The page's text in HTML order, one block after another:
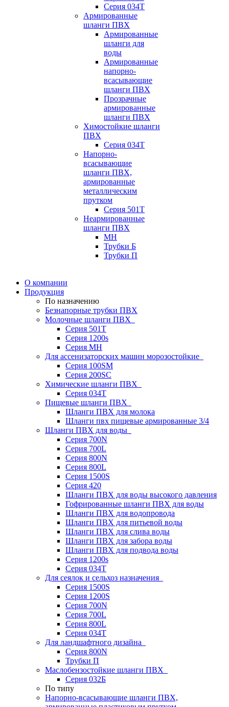
Серия 034Т
Армированные
шланги ПВХ
Армированные
шланги для
воды
Армированные
напорно-
всасывающие
шланги ПВХ
Прозрачные
армированные
шланги ПВХ
Химостойкие шланги
ПВХ
Серия 034Т
Напорно-
всасывающие
шланги ПВХ,
армированные
металлическим
прутком
Серия 501T
Неармированные
шланги ПВХ
МН
Трубки Б
Трубки П
О компании
Продукция
По назначению
Безнапорные трубки ПВХ
Молочные шланги ПВХ
Серия 501T
Серия 1200s
Серия МН
Для ассенизаторских машин морозостойкие
Серия 100SM
Серия 200SС
Химические шланги ПВХ
Серия 034Т
Пищевые шланги ПВХ
Шланги ПВХ для молока
Шланги пвх пищевые армированные 3/4
Шланги ПВХ для воды
Серия 700N
Серия 700L
Серия 800N
Серия 800L
Серия 1500S
Серия 420
Шланги ПВХ для воды высокого давления
Гофрированные шланги ПВХ для воды
Шланги ПВХ для водопровода
Шланги ПВХ для питьевой воды
Шланги ПВХ для слива воды
Шланги ПВХ для забора воды
Шланги ПВХ для подвода воды
Серия 1200s
Серия 034Т
Для сеялок и сельхоз назначения
Серия 1500S
Серия 1200S
Серия 700N
Серия 700L
Серия 800L
Серия 034T
Для ландшафтного дизайна
Серия 800N
Трубки П
Маслобензостойкие шланги ПВХ
Серия 032Б
По типу
Напорно-всасывающие шланги ПВХ,